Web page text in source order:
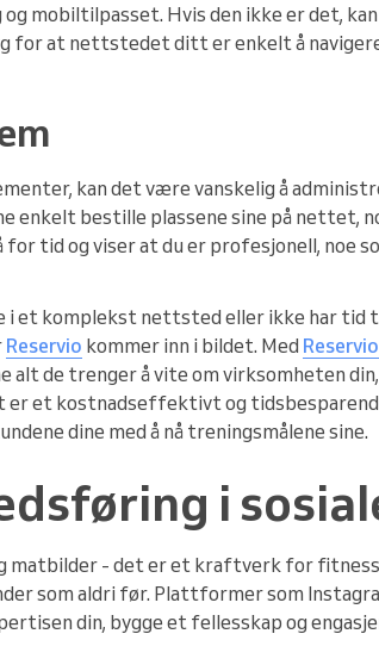
mobiltilpasset. Hvis den ikke er det,
for at nettstedet ditt er enkelt å
kan det være vanskelig å
enkelt bestille plassene sine på nettet,
for tid og viser at du er profesjonell, noe
i et komplekst nettsted eller ikke har
Reservio kommer inn i bildet. Med
de trenger å vite om virksomheten
er et kostnadseffektivt og
dine med å nå treningsmålene sine.
i
matbilder - det er et kraftverk for
som aldri før. Plattformer som
din, bygge et fellesskap og